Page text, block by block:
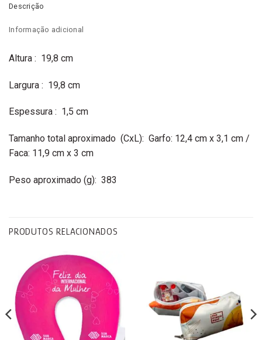
Descrição
Informação adicional
Altura : 19,8 cm
Largura : 19,8 cm
Espessura : 1,5 cm
Tamanho total aproximado (CxL): Garfo: 12,4 cm x 3,1 cm /
Faca: 11,9 cm x 3 cm
Peso aproximado (g): 383
PRODUTOS RELACIONADOS